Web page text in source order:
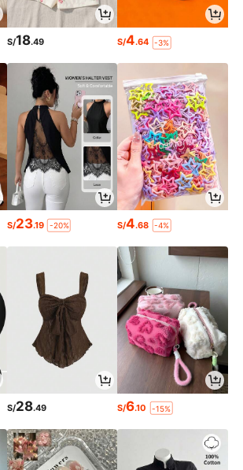
S/18.49 S/4.64 -3%
S/23.19 -20% S/4.68 -4%
S/28.49 S/6.10 -15%